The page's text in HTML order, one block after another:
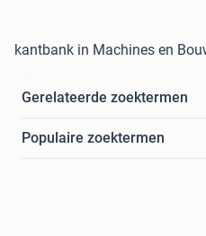
kantbank in Machines en
Gerelateerde zoektermen
Populaire zoektermen